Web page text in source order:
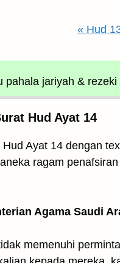
« Hud
pahala jariyah & rezeki
Hud Ayat 14
Ayat 14 dengan
ragam
Agama Saudi
memenuhi